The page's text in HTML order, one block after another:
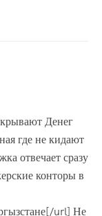
Денег
где не кидают
отвечает сразу
конторы в
url] Не